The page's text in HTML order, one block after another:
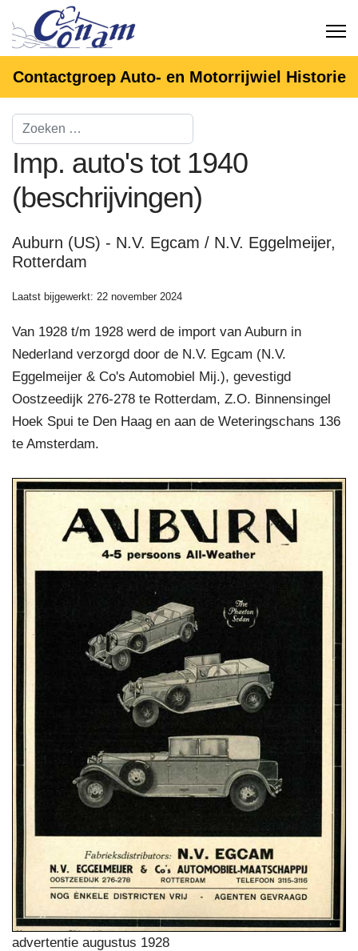
Contactgroep Auto- en Motorrijwiel Historie
Imp. auto's tot 1940
(beschrijvingen)
Auburn (US) - N.V. Egcam / N.V. Eggelmeijer,
Rotterdam
Laatst bijgewerkt: 22 november 2024
Van 1928 t/m 1928 werd de import van Auburn in
Nederland verzorgd door de N.V. Egcam (N.V.
Eggelmeijer & Co's Automobiel Mij.), gevestigd
Oostzeedijk 276-278 te Rotterdam, Z.O. Binnensingel
Hoek Spui te Den Haag en aan de Weteringschans 136
te Amsterdam.
advertentie augustus 1928